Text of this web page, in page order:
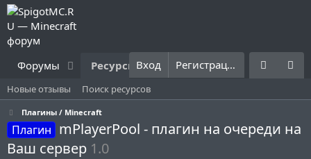
Форумы Ресурсы Что нового? Правила
Вход Регистрация
Новые отзывы Поиск ресурсов
Плагины / Minecraft
Плагин mPlayerPool - плагин на очереди на
Ваш сервер 1.0